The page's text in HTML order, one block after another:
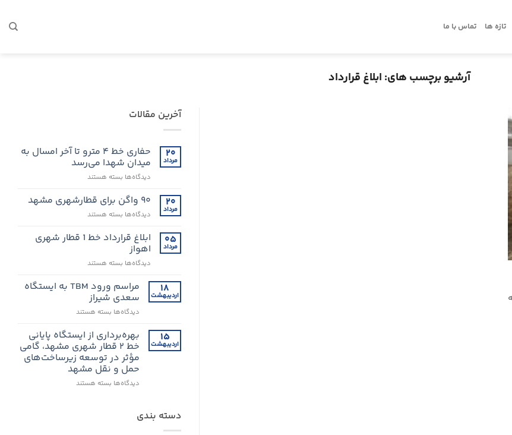
تازه ها تماس با ما
آرشیو برچسب های: ابلاغ قرارداد
آخرین مقالات
۲۰
مرداد
حفاری خط ۴ مترو تا آخر امسال به
میدان شهدا می‌رسد
دیدگاه‌ها برای
خط
۴
مترو
آخر
میدان
می‌رسد
بسته هستند
۲۰
مرداد
۹۰ واگن برای قطارشهری مشهد
دیدگاه‌ها برای
واگن
برای
مشهد
بسته هستند
۰۵
مرداد
ابلاغ قرارداد خط 1 قطار شهری
اهواز
دیدگاه‌ها برای
قرارداد
خط
1
قطار
اهواز
بسته هستند
۱۸
اردیبهشت
مراسم ورود TBM به ایستگاه
سعدی شیراز
دیدگاه‌ها برای
ورود
TBM
به
ایستگاه
سعدی
شیراز
بسته هستند
۱۵
اردیبهشت
بهره‌برداری از ایستگاه پایانی
خط ۲ قطار شهری مشهد، گامی
مؤثر در توسعه زیرساخت‌های
حمل و نقل مشهد
دیدگاه‌ها برای
بسته هستند
دسته بندی